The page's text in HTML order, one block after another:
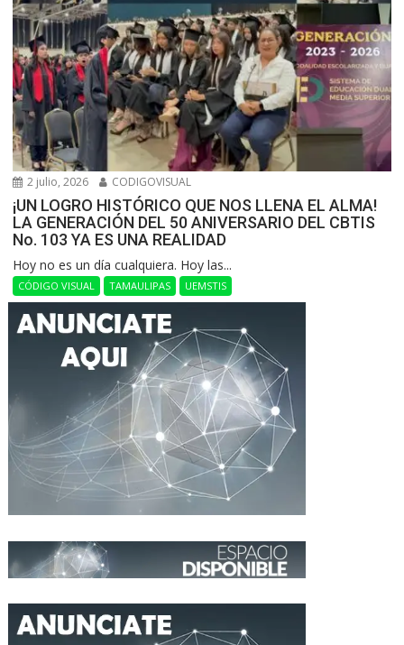
2 julio, 2026 CODIGOVISUAL
¡UN LOGRO HISTÓRICO QUE NOS LLENA EL ALMA!
LA GENERACIÓN DEL 50 ANIVERSARIO DEL CBTIS
No. 103 YA ES UNA REALIDAD
Hoy no es un día cualquiera. Hoy las...
CÓDIGO VISUAL TAMAULIPAS UEMSTIS